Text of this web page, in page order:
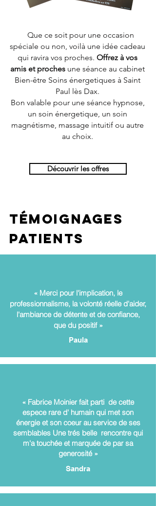
Que ce soit pour une occasion
spéciale ou non, voilà une idée cadeau
qui ravira vos proches. Offrez à vos
amis et proches une séance au cabinet
Bien-être Soins énergetiques à Saint
Paul lès Dax.
Bon valable pour une séance hypnose,
un soin énergetique, un soin
magnétisme, massage intuitif ou autre
au choix.
Découvrir les offres
Témoignages
patients
« Merci pour l'implication, le
professionnalisme, la volonté réelle d'aider,
l'ambiance de détente et de confiance,
que du positif »
Paula
« Fabrice Moinier fait parti de cette
espece rare d' humain qui met son
énergie et son coeur au service de ses
semblables Une trés belle rencontre qui
m'a touchée et marquée de par sa
generosité »
Sandra